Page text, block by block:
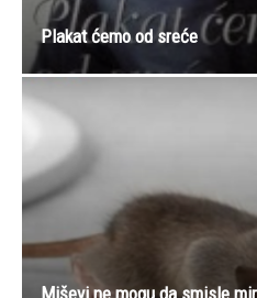
Plakat ćemo od sreće